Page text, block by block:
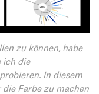
zu können, habe
ich die
In diesem
Farbe zu machen